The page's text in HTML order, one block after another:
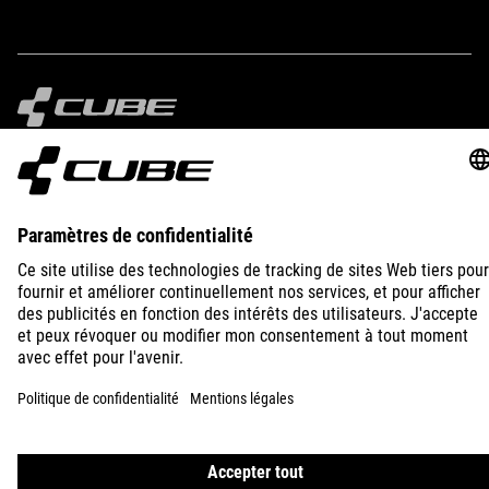
IMPRINT PRIVACY EU DATA ACT
FRANCE FRANÇAIS
© 2026 Paramètres de confidentialité